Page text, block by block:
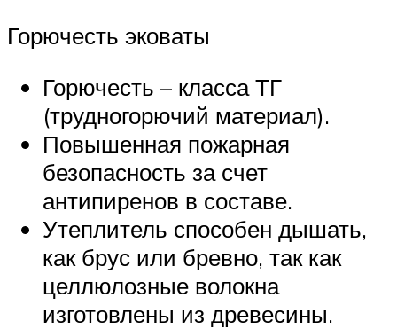
Горючесть эковаты
Горючесть – класса ТГ
(трудногорючий материал).
Повышенная пожарная
безопасность за счет
антипиренов в составе.
Утеплитель способен дышать,
как брус или бревно, так как
целлюлозные волокна
изготовлены из древесины.